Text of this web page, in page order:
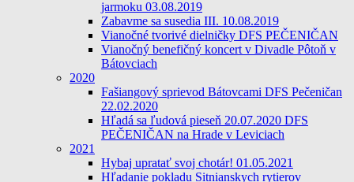
jarmoku 03.08.2019
Zabavme sa susedia III. 10.08.2019
Vianočné tvorivé dielničky DFS PEČENIČAN
Vianočný benefičný koncert v Divadle Pôtoň v
Bátovciach
2020
Fašiangový sprievod Bátovcami DFS Pečeničan
22.02.2020
Hľadá sa ľudová pieseň 20.07.2020 DFS
PEČENIČAN na Hrade v Leviciach
2021
Hybaj upratať svoj chotár! 01.05.2021
Hľadanie pokladu Sitnianskych rytierov